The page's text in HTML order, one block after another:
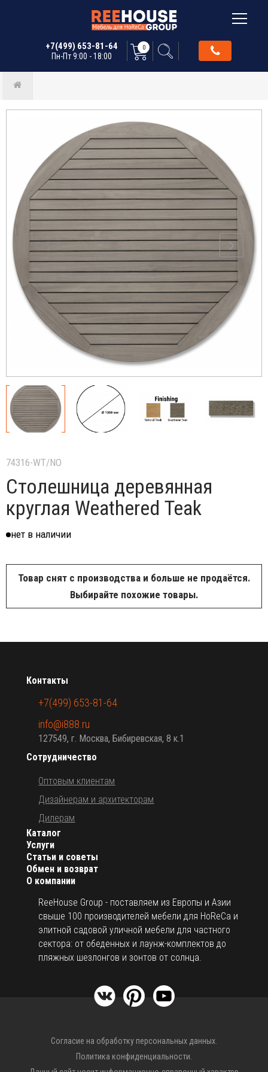
+7(499) 653-81-64
Пн-Пт 9:00 - 18:00
0
74316-WT/NO
Столешница деревянная
круглая Weathered Teak
нет в наличии
Товар снят с производства и больше не продаётся.
Выбирайте похожие товары.
О компании
ReeHouse Group - поставляем из Европы и Азии
свыше 100 производителей мебели для HoReCa и
элитной садовой уличной мебели для частного
сектора: от обеденных и лаунж-комплектов до
пляжных шезлонгов и зонтов от солнца.
Каталог
Услуги
Статьи и советы
Обмен и возврат
Сотрудничество
Оптовым клиентам
Дизайнерам и архитекторам
Дилерам
Контакты
+7(499) 653-81-64
info@i888.ru
127549, г. Москва, Бибиревская, 8 к.1
Согласие на обработку персональных данных.
Политика конфиденциальности.